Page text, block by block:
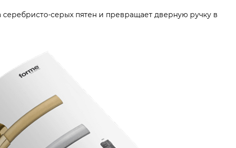
серебристо-серых пятен и превращает дверную ручку в